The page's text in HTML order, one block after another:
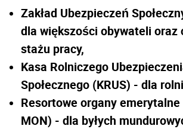
Zakład Ubezpieczeń
dla większości obywateli oraz
stażu pracy,
Kasa Rolniczego
Społecznego (KRUS) - dla
Resortowe organy
MON) - dla byłych